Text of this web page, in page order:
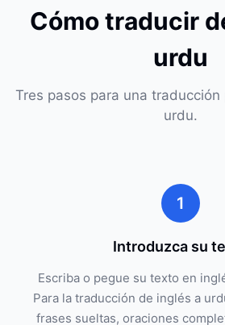
Cómo traducir
urdu
Tres pasos para una
urdu.
1
Introduzca su
Escriba o pegue su texto en
Para la traducción de inglés a
frases sueltas, oraciones